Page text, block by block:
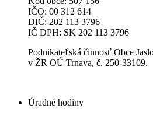
IČO: 00 312 614
DIČ: 202 113 3796
IČ DPH: SK 202 113 3796
Podnikateľská činnosť Obce
v ŽR OÚ Trnava, č. 250-33109.
Úradné hodiny